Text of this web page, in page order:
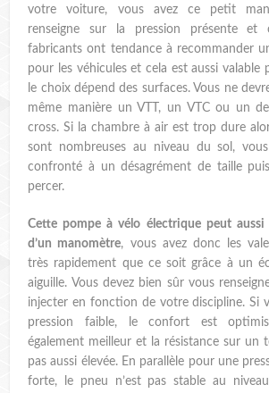
votre voiture, vous avez ce petit
renseigne sur la pression présente et
fabricants ont tendance à recommander
pour les véhicules et cela est aussi valable
le choix dépend des surfaces. Vous ne
même manière un VTT, un VTC ou un
cross. Si la chambre à air est trop dure
sont nombreuses au niveau du sol,
confronté à un désagrément de taille
percer.
Cette pompe à vélo électrique peut aussi
d’un manomètre, vous avez donc les
très rapidement que ce soit grâce à un
aiguille. Vous devez bien sûr vous
injecter en fonction de votre discipline. Si
pression faible, le confort est
également meilleur et la résistance sur un
pas aussi élevée. En parallèle pour une
forte, le pneu n’est pas stable au